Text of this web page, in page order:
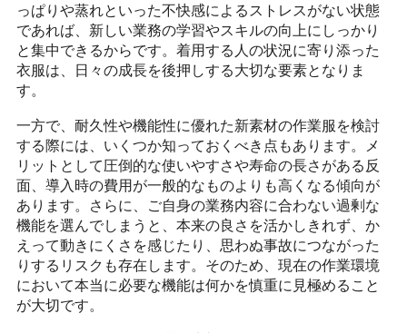
っぱりや蒸れといった不快感によるストレスがない状態
であれば、新しい業務の学習やスキルの向上にしっかり
と集中できるからです。着用する人の状況に寄り添った
衣服は、日々の成長を後押しする大切な要素となりま
す。
一方で、耐久性や機能性に優れた新素材の作業服を検討
する際には、いくつか知っておくべき点もあります。メ
リットとして圧倒的な使いやすさや寿命の長さがある反
面、導入時の費用が一般的なものよりも高くなる傾向が
あります。さらに、ご自身の業務内容に合わない過剰な
機能を選んでしまうと、本来の良さを活かしきれず、か
えって動きにくさを感じたり、思わぬ事故につながった
りするリスクも存在します。そのため、現在の作業環境
において本当に必要な機能は何かを慎重に見極めること
が大切です。